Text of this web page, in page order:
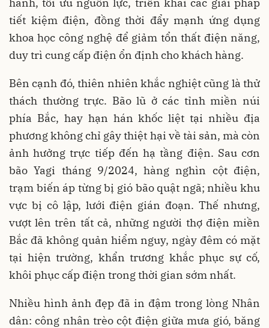
tiết kiệm điện, đồng thời đẩy mạnh ứng dụng
khoa học công nghệ để giảm tổn thất điện năng,
duy trì cung cấp điện ổn định cho khách hàng.
Bên cạnh đó, thiên nhiên khắc nghiệt cũng là thử
thách thường trực. Bão lũ ở các tỉnh miền núi
phía Bắc, hay hạn hán khốc liệt tại nhiều địa
phương không chỉ gây thiệt hại về tài sản, mà còn
ảnh hưởng trực tiếp đến hạ tầng điện. Sau cơn
bão Yagi tháng 9/2024, hàng nghìn cột điện,
trạm biến áp từng bị gió bão quật ngã; nhiều khu
vực bị cô lập, lưới điện gián đoạn. Thế nhưng,
vượt lên trên tất cả, những người thợ điện miền
Bắc đã không quản hiểm nguy, ngày đêm có mặt
tại hiện trường, khẩn trương khắc phục sự cố,
khôi phục cấp điện trong thời gian sớm nhất.
Nhiều hình ảnh đẹp đã in đậm trong lòng Nhân
dân: công nhân trèo cột điện giữa mưa gió, băng